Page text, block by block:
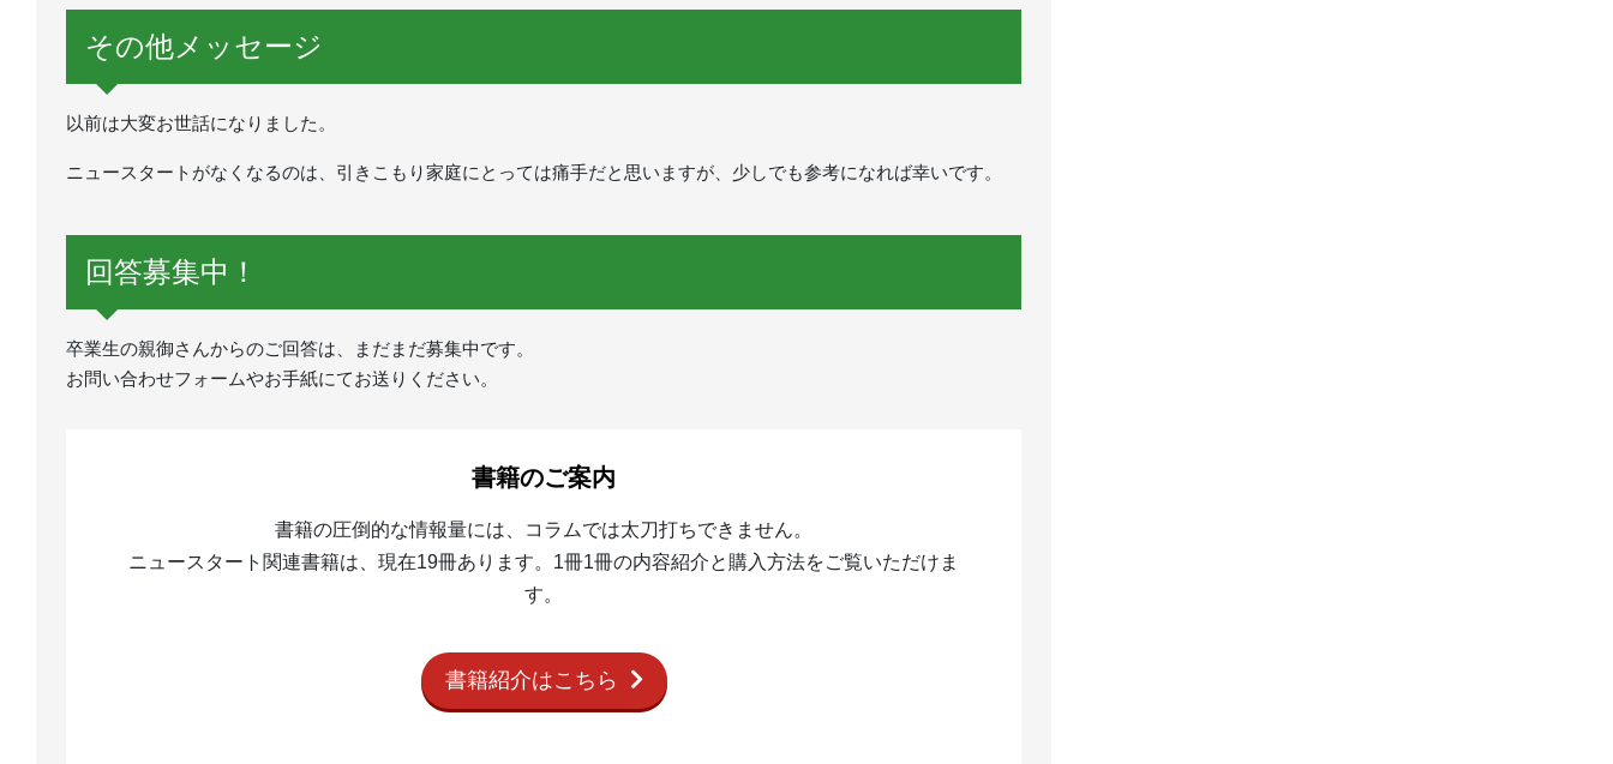
その他メッセージ
以前は大変お世話になりました。
ニュースタートがなくなるのは、引きこもり家庭にとっては痛手だと思いますが、少しでも参考になれば幸いです。
回答募集中！
卒業生の親御さんからのご回答は、まだまだ募集中です。
お問い合わせフォームやお手紙にてお送りください。
書籍のご案内
書籍の圧倒的な情報量には、コラムでは太刀打ちできません。
ニュースタート関連書籍は、現在19冊あります。1冊1冊の内容紹介と購入方法をご覧いただけま
す。
書籍紹介はこちら